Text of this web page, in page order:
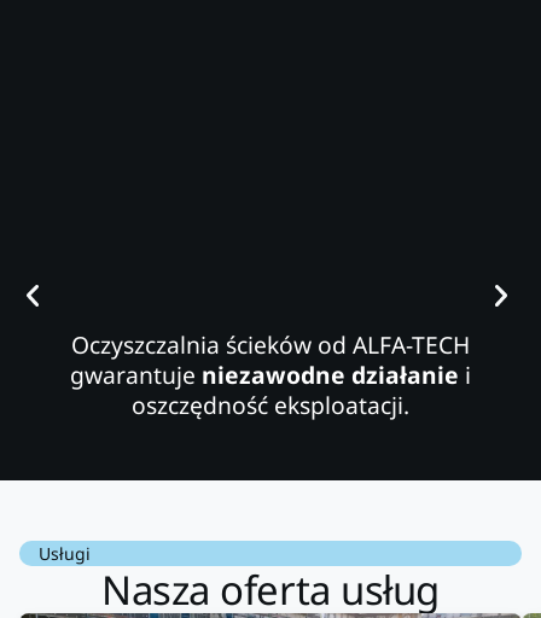
Oczyszczalnia ścieków od ALFA-TECH
gwarantuje niezawodne działanie i
oszczędność eksploatacji.
Usługi
Nasza oferta usług